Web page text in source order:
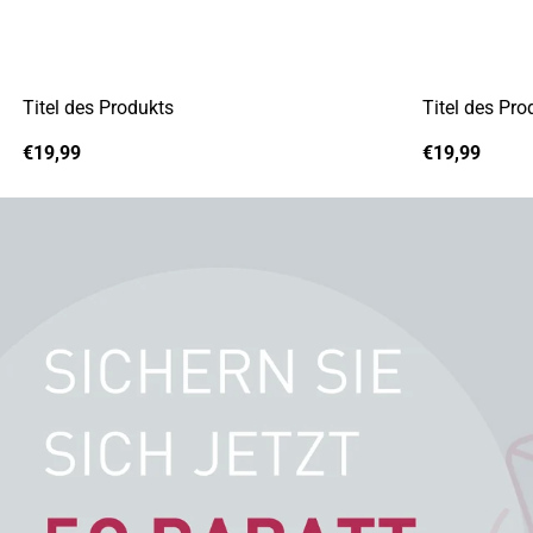
Titel des Produkts
A
n
i
Regulärer
€19,99
Titel des
A
n
i
Regulärer
€19,99